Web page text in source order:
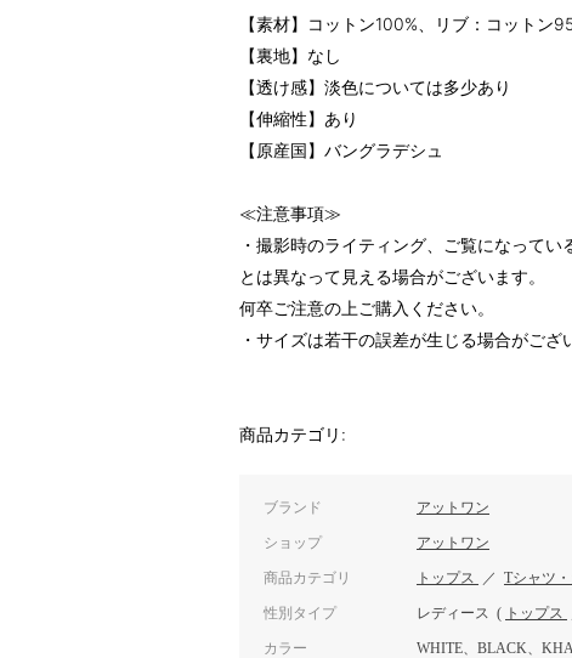
【素材】コットン100%、リブ：コットン
【裏地】なし
【透け感】淡色については多少あり
【伸縮性】あり
【原産国】バングラデシュ
≪注意事項≫
・撮影時のライティング、ご覧になって
とは異なって見える場合がございます。
何卒ご注意の上ご購入ください。
・サイズは若干の誤差が生じる場合がござ
商品カテゴリ:
ブランド アットワン
ショップ アットワン
商品カテゴリ トップス ／ Tシャツ
性別タイプ レディース ( トップス
カラー WHITE、BLACK、